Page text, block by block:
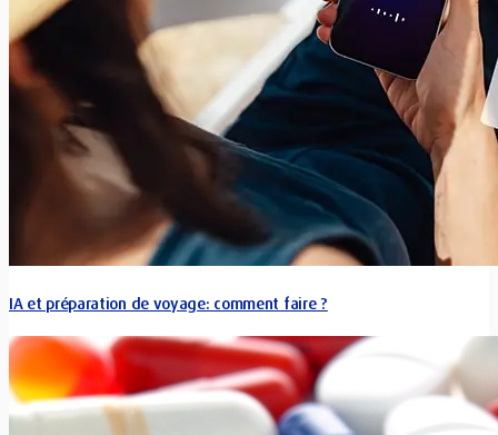
IA et préparation de voyage: comment faire ?